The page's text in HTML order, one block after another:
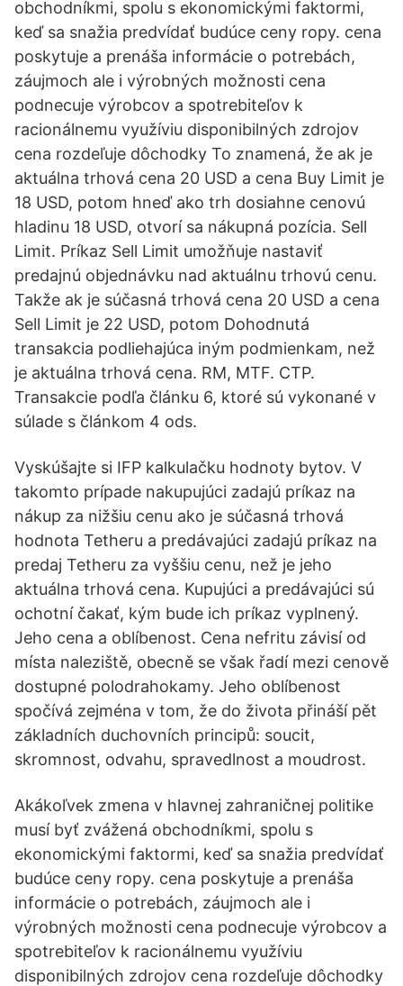
obchodníkmi, spolu s ekonomickými faktormi,
keď sa snažia predvídať budúce ceny ropy. cena
poskytuje a prenáša informácie o potrebách,
záujmoch ale i výrobných možnosti cena
podnecuje výrobcov a spotrebiteľov k
racionálnemu využíviu disponibilných zdrojov
cena rozdeľuje dôchodky To znamená, že ak je
aktuálna trhová cena 20 USD a cena Buy Limit je
18 USD, potom hneď ako trh dosiahne cenovú
hladinu 18 USD, otvorí sa nákupná pozícia. Sell
Limit. Príkaz Sell Limit umožňuje nastaviť
predajnú objednávku nad aktuálnu trhovú cenu.
Takže ak je súčasná trhová cena 20 USD a cena
Sell Limit je 22 USD, potom Dohodnutá
transakcia podliehajúca iným podmienkam, než
je aktuálna trhová cena. RM, MTF. CTP.
Transakcie podľa článku 6, ktoré sú vykonané v
súlade s článkom 4 ods.
Vyskúšajte si IFP kalkulačku hodnoty bytov. V
takomto prípade nakupujúci zadajú príkaz na
nákup za nižšiu cenu ako je súčasná trhová
hodnota Tetheru a predávajúci zadajú príkaz na
predaj Tetheru za vyššiu cenu, než je jeho
aktuálna trhová cena. Kupujúci a predávajúci sú
ochotní čakať, kým bude ich príkaz vyplnený.
Jeho cena a oblíbenost. Cena nefritu závisí od
místa naleziště, obecně se však řadí mezi cenově
dostupné polodrahokamy. Jeho oblíbenost
spočívá zejména v tom, že do života přináší pět
základních duchovních principů: soucit,
skromnost, odvahu, spravedlnost a moudrost.
Akákoľvek zmena v hlavnej zahraničnej politike
musí byť zvážená obchodníkmi, spolu s
ekonomickými faktormi, keď sa snažia predvídať
budúce ceny ropy. cena poskytuje a prenáša
informácie o potrebách, záujmoch ale i
výrobných možnosti cena podnecuje výrobcov a
spotrebiteľov k racionálnemu využíviu
disponibilných zdrojov cena rozdeľuje dôchodky